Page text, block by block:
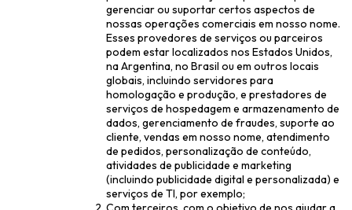
gerenciar ou suportar certos aspectos de
nossas operações comerciais em nosso nome.
Esses provedores de serviços ou parceiros
podem estar localizados nos Estados Unidos,
na Argentina, no Brasil ou em outros locais
globais, incluindo servidores para
homologação e produção, e prestadores de
serviços de hospedagem e armazenamento de
dados, gerenciamento de fraudes, suporte ao
cliente, vendas em nosso nome, atendimento
de pedidos, personalização de conteúdo,
atividades de publicidade e marketing
(incluindo publicidade digital e personalizada) e
serviços de TI, por exemplo;